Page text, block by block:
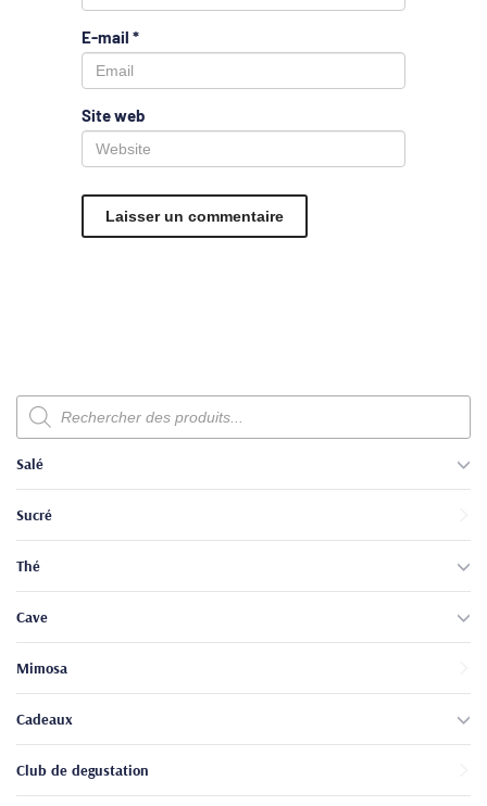
E-mail *
Site web
Recherche
de
produits
Salé
Sucré
Thé
Cave
Mimosa
Cadeaux
Club de degustation